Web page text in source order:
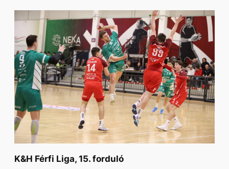
K&H Férfi Liga, 15. forduló